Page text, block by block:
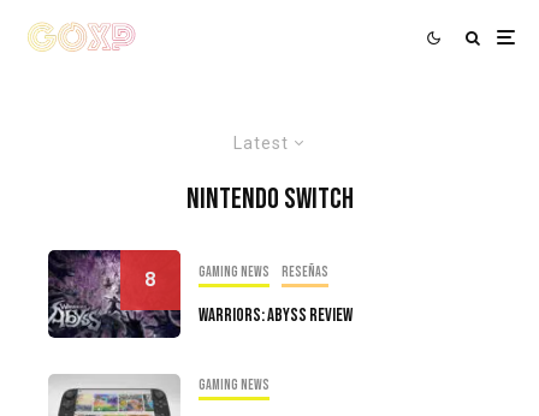
Latest
Nintendo Switch
8 Gaming news Reseñas
Warriors: Abyss Review
Gaming news